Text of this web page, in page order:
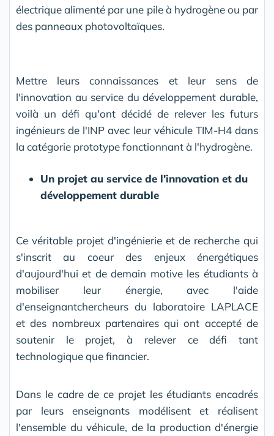
électrique alimenté par une pile à hydrogène ou par
des panneaux photovoltaïques.
Mettre leurs connaissances et leur sens de
l'innovation au service du développement durable,
voilà un défi qu'ont décidé de relever les futurs
ingénieurs de l'INP avec leur véhicule TIM-H4 dans
la catégorie prototype fonctionnant à l'hydrogène.
Un projet au service de l'innovation et du
développement durable
Ce véritable projet d'ingénierie et de recherche qui
s'inscrit au coeur des enjeux énergétiques
d'aujourd'hui et de demain motive les étudiants à
mobiliser leur énergie, avec l'aide
d'enseignantchercheurs du laboratoire LAPLACE
et des nombreux partenaires qui ont accepté de
soutenir le projet, à relever ce défi tant
technologique que financier.
Dans le cadre de ce projet les étudiants encadrés
par leurs enseignants modélisent et réalisent
l'ensemble du véhicule, de la production d'énergie